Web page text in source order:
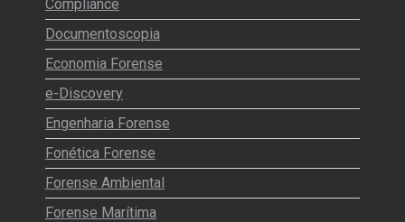
Compliance
Documentoscopia
Economia Forense
e-Discovery
Engenharia Forense
Fonética Forense
Forense Ambiental
Forense Marítima